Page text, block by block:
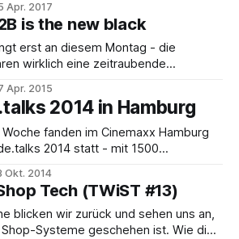
Shopsystem-Hersteller: Forrester
Analystenhaus von nebenan,
E-Commerce-Lösungen an:
Apr. 2017
is the new black
erst an diesem Montag - die
wirklich eine zeitraubende
vorgestellt. Zu den Funktionalitäten
Presse-Mitteilung unter anderem:
in der Kunden-
Apr. 2015
2014 in Hamburg
fanden im Cinemaxx Hamburg
2014 statt - mit 1500
Organisiert wurde die Veranstaltung,
"Developer Conference" 2011
wurde, von der Collins GmbH, die
Okt. 2014
Tech (TWiST #13)
blicken wir zurück und sehen uns an,
Systeme geschehen ist. Wie die